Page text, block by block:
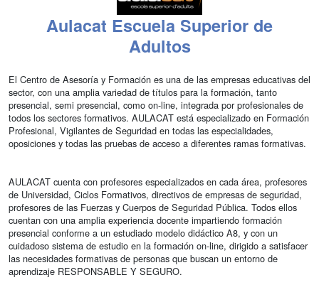
Aulacat Escuela Superior de
Adultos
El Centro de Asesoría y Formación es una de las empresas educativas del
sector, con una amplia variedad de títulos para la formación, tanto
presencial, semi presencial, como on-line, integrada por profesionales de
todos los sectores formativos. AULACAT está especializado en Formación
Profesional, Vigilantes de Seguridad en todas las especialidades,
oposiciones y todas las pruebas de acceso a diferentes ramas formativas.
AULACAT cuenta con profesores especializados en cada área, profesores
de Universidad, Ciclos Formativos, directivos de empresas de seguridad,
profesores de las Fuerzas y Cuerpos de Seguridad Pública. Todos ellos
cuentan con una amplia experiencia docente impartiendo formación
presencial conforme a un estudiado modelo didáctico A8, y con un
cuidadoso sistema de estudio en la formación on-line, dirigido a satisfacer
las necesidades formativas de personas que buscan un entorno de
aprendizaje RESPONSABLE Y SEGURO.